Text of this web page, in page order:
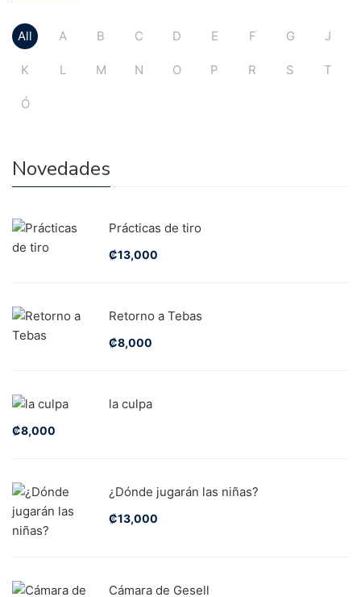
All A B C D E F G J
K L M N O P R S T
Ó
Novedades
Prácticas de tiro
₡13,000
Retorno a Tebas
₡8,000
la culpa
₡8,000
¿Dónde jugarán las niñas?
₡13,000
Cámara de Gesell